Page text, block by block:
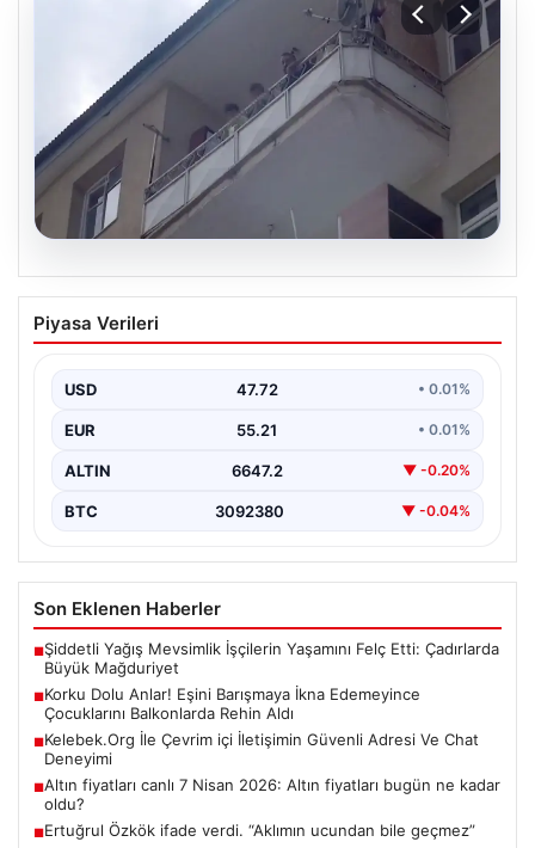
Korku Dolu Anlar! Eşini Barışmaya İkna
Edemeyince Çocuklarını Balkonlarda
Erzurum’da yaşanan bu korkutucu olay, aile içi
doğurabileceğinin acı…
Piyasa Verileri
USD 47.72 • 0.01%
EUR 55.21 • 0.01%
ALTIN 6647.2 ▼ -0.20%
BTC 3092380 ▼ -0.04%
Son Eklenen Haberler
■Şiddetli Yağış Mevsimlik İşçilerin Yaşamını Felç Etti: Çadırlarda
Büyük Mağduriyet
■Korku Dolu Anlar! Eşini Barışmaya İkna Edemeyince
Çocuklarını Balkonlarda Rehin Aldı
■Kelebek.Org İle Çevrim içi İletişimin Güvenli Adresi Ve Chat
Deneyimi
■Altın fiyatları canlı 7 Nisan 2026: Altın fiyatları bugün ne kadar
oldu?
■Ertuğrul Özkök ifade verdi. “Aklımın ucundan bile geçmez”